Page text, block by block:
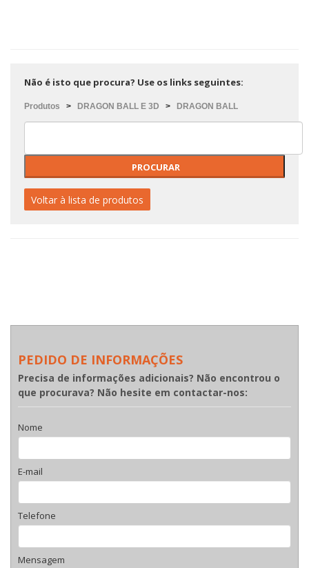
Não é isto que procura? Use os links seguintes:
Produtos > DRAGON BALL E 3D > DRAGON BALL
Voltar à lista de produtos
PEDIDO DE INFORMAÇÕES
Precisa de informações adicionais? Não encontrou o
que procurava? Não hesite em contactar-nos:
Nome
E-mail
Telefone
Mensagem